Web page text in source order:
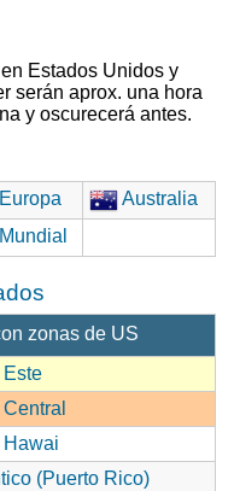
Estados Unidos y
serán aprox. una hora
y oscurecerá antes.
Europa
Australia
Mundial
zonas de US
Este
Hawai
(Puerto Rico)